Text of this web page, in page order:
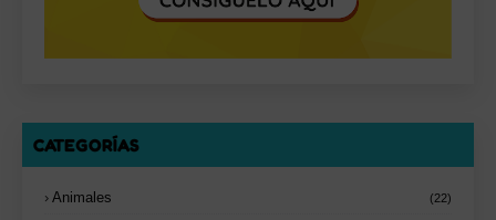
CATEGORÍAS
Animales (22)